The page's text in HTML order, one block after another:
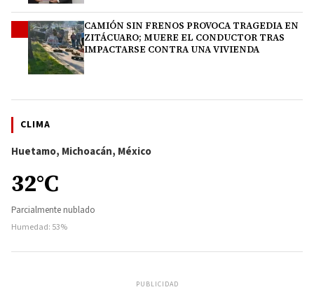
CAMIÓN SIN FRENOS PROVOCA TRAGEDIA EN
ZITÁCUARO; MUERE EL CONDUCTOR TRAS
IMPACTARSE CONTRA UNA VIVIENDA
CLIMA
Huetamo, Michoacán, México
32°C
Parcialmente nublado
Humedad: 53%
PUBLICIDAD